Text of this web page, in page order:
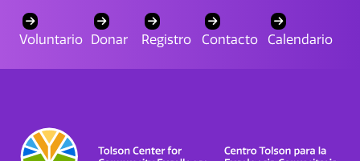
Voluntario Donar Registro Contacto Calendario